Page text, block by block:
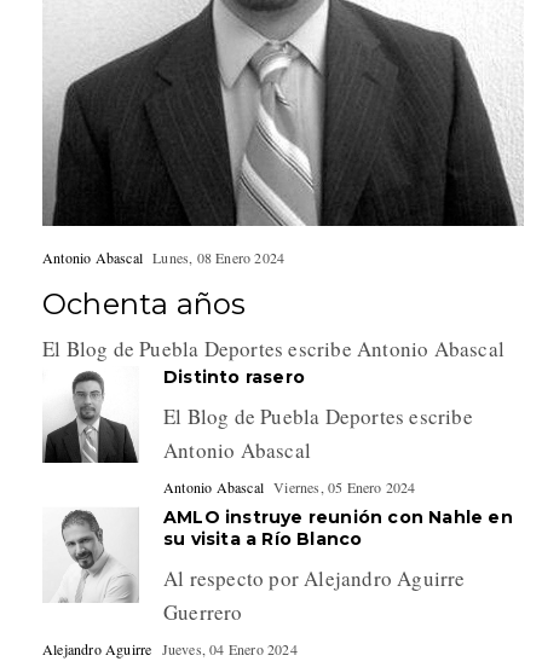
Antonio Abascal Lunes, 08 Enero 2024
Ochenta años
El Blog de Puebla Deportes escribe Antonio Abascal
Distinto rasero
El Blog de Puebla Deportes escribe
Antonio Abascal
Antonio Abascal Viernes, 05 Enero 2024
AMLO instruye reunión con Nahle en
su visita a Río Blanco
Al respecto por Alejandro Aguirre
Guerrero
Alejandro Aguirre Jueves, 04 Enero 2024